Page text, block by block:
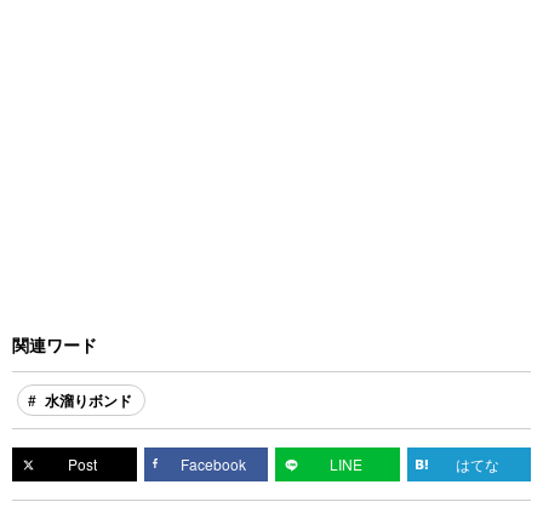
関連ワード
水溜りボンド
Post Facebook LINE はてな